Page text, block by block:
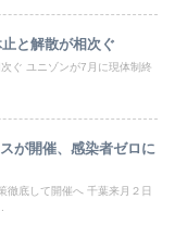
【物議】倉田真由美さん「警官を非難する人間は、一体誰の命を守りたいのか」
好きな女の子から預かったHDDの中から、とんでもないモノを発見してしまった
と解散が相次ぐ
ぐ ユニゾンが7月に現体制終
が開催、感染者ゼロに
徹底して開催へ 千葉来月２日